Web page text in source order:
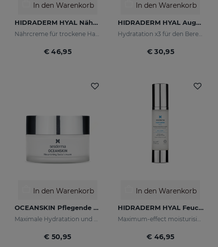
In den Warenkorb
HIDRADERM HYAL Nährcreme
€ 46,95
In den Warenkorb
HIDRADERM HYAL Augenkonturencreme
Hydratation x3 für den Bereich um die Augenkonturen
€ 30,95
In den Warenkorb
OCEANSKIN Pflegende Gesichtscreme
Maximale Hydratation und Reparatur der Haut
€ 50,95
In den Warenkorb
HIDRADERM HYAL Feuchtigkeitscreme
Maximum-effect moisturising
€ 46,95